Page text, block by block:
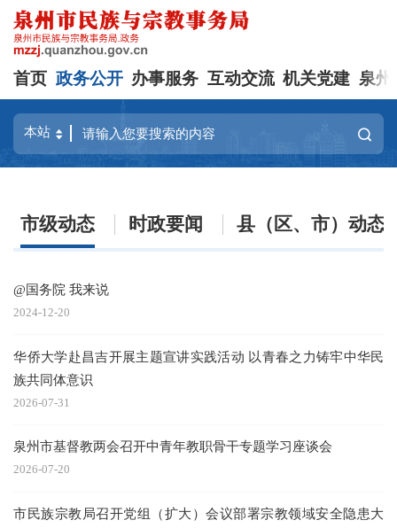
首页 政务公开 办事服务 互动交流 机关党建 泉州
市级动态 时政要闻 县（区、市）动态
@国务院 我来说
2024-12-20
华侨大学赴昌吉开展主题宣讲实践活动 以青春之力铸牢中华民
族共同体意识
2026-07-31
泉州市基督教两会召开中青年教职骨干专题学习座谈会
2026-07-20
市民族宗教局召开党组（扩大）会议部署宗教领域安全隐患大